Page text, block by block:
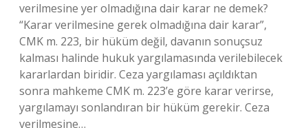
verilmesine yer olmadığına dair karar ne demek?
“Karar verilmesine gerek olmadığına dair karar”,
CMK m. 223, bir hüküm değil, davanın sonuçsuz
kalması halinde hukuk yargılamasında verilebilecek
kararlardan biridir. Ceza yargılaması açıldıktan
sonra mahkeme CMK m. 223’e göre karar verirse,
yargılamayı sonlandıran bir hüküm gerekir. Ceza
verilmesine…